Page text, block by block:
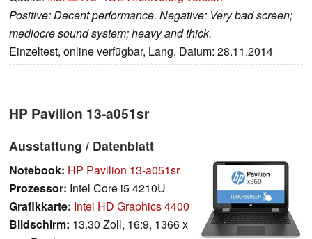
Positive: Decent performance. Negative: Very bad screen;
mediocre sound system; heavy and thick.
Einzeltest, online verfügbar, Lang, Datum: 28.11.2014
HP Pavilion 13-a051sr
Ausstattung / Datenblatt
Notebook: HP Pavilion 13-a051sr
Prozessor: Intel Core i5 4210U
Grafikkarte: Intel HD Graphics 4400
Bildschirm: 13.30 Zoll, 16:9, 1366 x